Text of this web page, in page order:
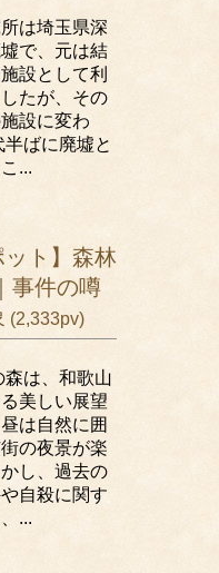
は埼玉県深
で、元は結
設として利
たが、その
設に変わ
半ばに廃墟と
...
ット】森林
事件の噂
(2,333pv)
は、和歌山
美しい展望
は自然に囲
の夜景が楽
し、過去の
自殺に関す
...